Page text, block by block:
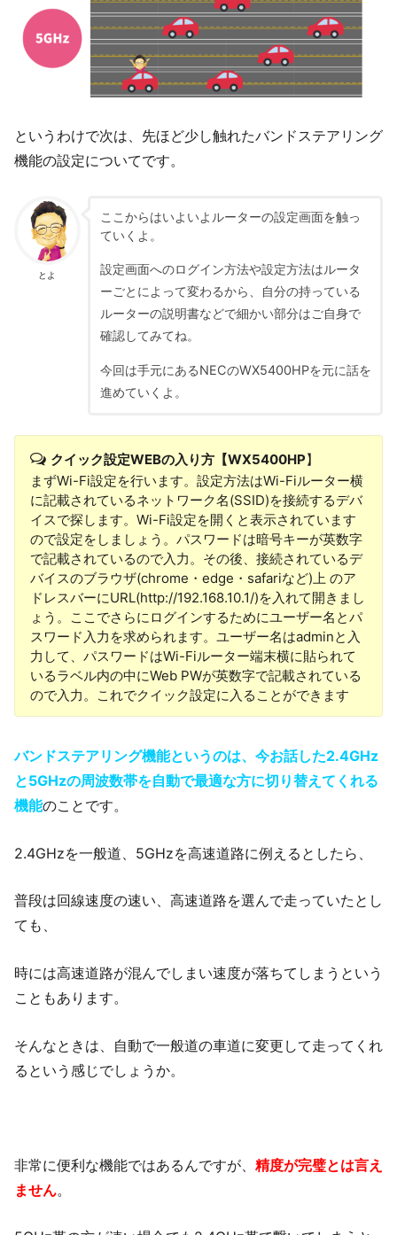
というわけで次は、先ほど少し触れたバンドステアリング
機能の設定についてです。
とよ
ここからはいよいよルーターの設定画面を触っ
ていくよ。
設定画面へのログイン方法や設定方法はルータ
ーごとによって変わるから、自分の持っている
ルーターの説明書などで細かい部分はご自身で
確認してみてね。
今回は手元にあるNECのWX5400HPを元に話を
進めていくよ。
クイック設定WEBの入り方【WX5400HP】
まずWi-Fi設定を行います。設定方法はWi-Fiルーター横
に記載されているネットワーク名(SSID)を接続するデバ
イスで探します。Wi-Fi設定を開くと表示されています
ので設定をしましょう。パスワードは暗号キーが英数字
で記載されているので入力。その後、接続されているデ
バイスのブラウザ(chrome・edge・safariなど)上 のア
ドレスバーにURL(http://192.168.10.1/)を入れて開きまし
ょう。ここでさらにログインするためにユーザー名とパ
スワード入力を求められます。ユーザー名はadminと入
力して、パスワードはWi-Fiルーター端末横に貼られて
いるラベル内の中にWeb PWが英数字で記載されている
ので入力。これでクイック設定に入ることができます
バンドステアリング機能というのは、今お話した2.4GHz
と5GHzの周波数帯を自動で最適な方に切り替えてくれる
機能のことです。
2.4GHzを一般道、5GHzを高速道路に例えるとしたら、
普段は回線速度の速い、高速道路を選んで走っていたとし
ても、
時には高速道路が混んでしまい速度が落ちてしまうという
こともあります。
そんなときは、自動で一般道の車道に変更して走ってくれ
るという感じでしょうか。
非常に便利な機能ではあるんですが、 精度が完璧とは言え
ません。